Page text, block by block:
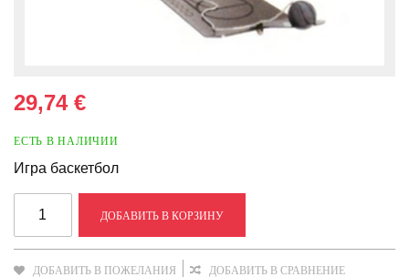
29,74 €
ЕСТЬ В НАЛИЧИИ
Игра баскетбол
ДОБАВИТЬ В КОРЗИНУ
ДОБАВИТЬ В ПОЖЕЛАНИЯ ДОБАВИТЬ В СРАВНЕНИЕ